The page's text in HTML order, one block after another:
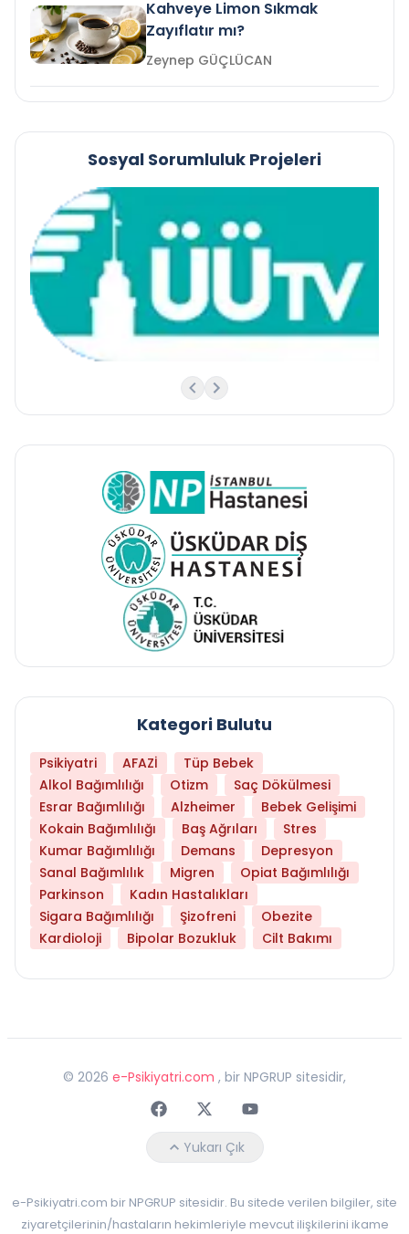
Kahveye Limon Sıkmak
Zayıflatır mı?
Zeynep GÜÇLÜCAN
Sosyal Sorumluluk Projeleri
Kategori Bulutu
Psikiyatri AFAZİ
Tüp Bebek
Alkol Bağımlılığı
Otizm
Saç Dökülmesi
Esrar Bağımlılığı
Alzheimer
Bebek Gelişimi
Kokain Bağımlılığı
Baş Ağrıları
Stres
Kumar Bağımlılığı
Demans
Depresyon
Sanal Bağımlılık
Migren
Opiat Bağımlılığı
Parkinson
Kadın Hastalıkları
Sigara Bağımlılığı
Şizofreni
Obezite
Kardioloji
Bipolar Bozukluk Cilt Bakımı
© 2026 e-Psikiyatri.com , bir NPGRUP sitesidir,
FaceebokTwitterYoutube
Yukarı Çık
e-Psikiyatri.com bir NPGRUP sitesidir. Bu sitede verilen bilgiler, site
ziyaretçilerinin/hastaların hekimleriyle mevcut ilişkilerini ikame